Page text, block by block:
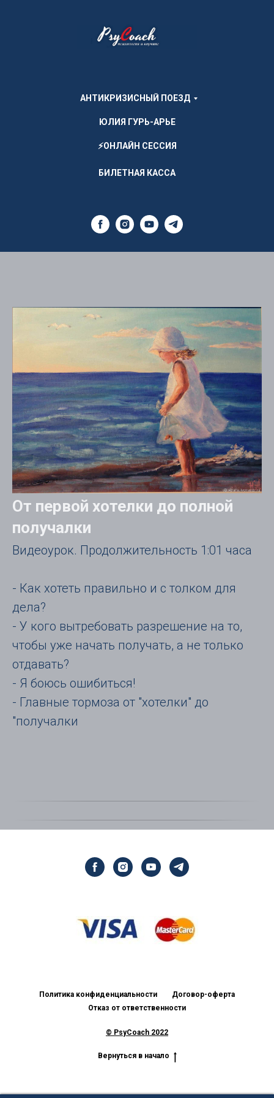
АНТИКРИЗИСНЫЙ ПОЕЗД
ЮЛИЯ ГУРЬ-АРЬЕ
⚡ОНЛАЙН СЕССИЯ
БИЛЕТНАЯ КАССА
От первой хотелки до полной
получалки
Видеоурок. Продолжительность 1:01 часа
- Как хотеть правильно и с толком для
дела?
- У кого вытребовать разрешение на то,
чтобы уже начать получать, а не только
отдавать?
- Я боюсь ошибиться!
- Главные тормоза от "хотелки" до
"получалки
Политика конфиденциальности
Договор-оферта
Отказ от ответственности
© PsyCoach 2022
Вернуться в начало